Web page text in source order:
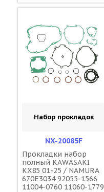
Набор прокладок
NX-20085F
Прокладки набор
полный KAWASAKI
KX85 01-25 / NAMURA
670E3034 92055-1566
11004-0760 11060-1779